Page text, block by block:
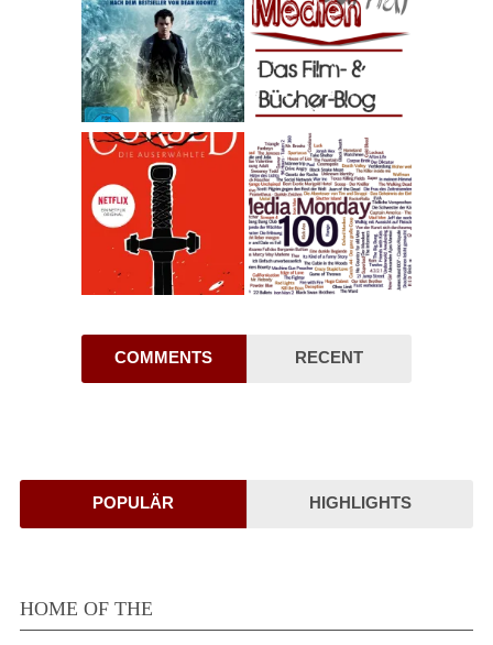
COMMENTS RECENT
POPULÄR HIGHLIGHTS
HOME OF THE